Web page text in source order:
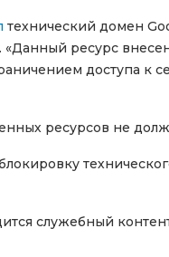
технический домен
ресурс
доступа к
ресурсов не
служебный